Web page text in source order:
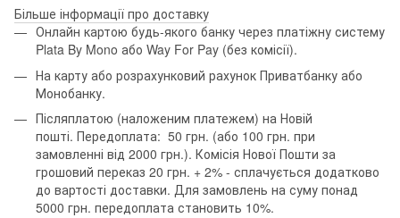
Більше інформації про доставку
Онлайн картою будь-якого банку через платіжну систему
Plata By Mono або Way For Pay (без комісії).
На карту або розрахунковий рахунок Приватбанку або
Монобанку.
Післяплатою (наложеним платежем) на Новій
пошті. Передоплата: 50 грн. (або 100 грн. при
замовленні від 2000 грн.). Комісія Нової Пошти за
грошовий переказ 20 грн. + 2% - сплачується додатково
до вартості доставки. Для замовлень на суму понад
5000 грн. передоплата становить 10%.